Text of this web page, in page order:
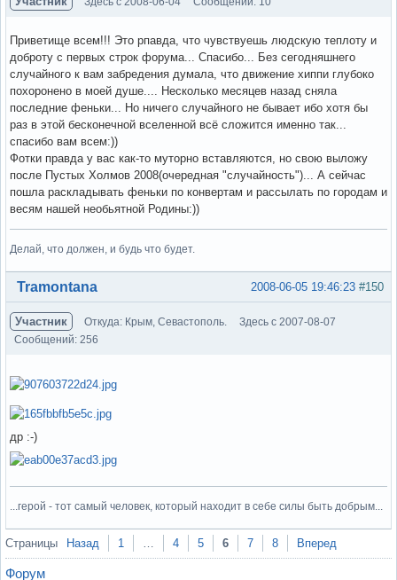
Приветище всем!!! Это рпавда, что чувствуешь людскую теплоту и
доброту с первых строк форума... Спасибо... Без сегодняшнего
случайного к вам забредения думала, что движение хиппи глубоко
похоронено в моей душе.... Несколько месяцев назад сняла
последние феньки... Но ничего случайного не бывает ибо хотя бы
раз в этой бесконечной вселенной всё сложится именно так...
спасибо вам всем:))
Фотки правда у вас как-то муторно вставляются, но свою выложу
после Пустых Холмов 2008(очередная "случайность")... А сейчас
пошла раскладывать феньки по конвертам и рассылать по городам и
весям нашей необьятной Родины:))
Делай, что должен, и будь что будет.
Вне форума #150
2008-06-05 19:46:23
Tramontana
Участник Откуда: Крым, Севастополь.
Здесь с 2007-08-07
Сообщений: 256
др :-)
...герой - тот самый человек, который находит в себе силы быть добрым...
Вне форума
Страницы Назад 1 … 4 5 6 7 8 Вперед
Форум